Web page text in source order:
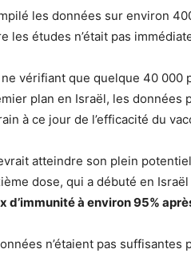
les données sur environ
les études n’était pas
vérifiant que quelque 40 000
plan en Israël, les données
à ce jour de l’efficacité du
atteindre son plein
dose, qui a débuté en
à environ 95%
n’étaient pas suffisantes